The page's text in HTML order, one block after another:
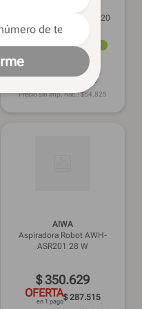
Luz de emergencia - 2020
$102.069 35% OFF
OFERTA$ 54.397
Precio sin imp. nac.: $54.825
AIWA
Aspiradora Robot AWH-
ASR201 28 W
$350.629
OFERTA
en 1 pago$ 287.515